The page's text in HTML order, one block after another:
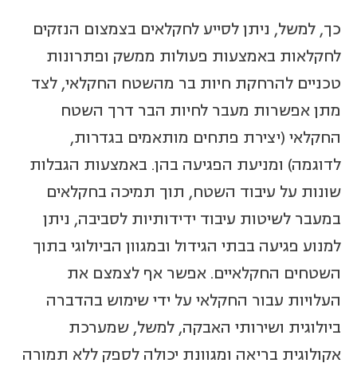
כך, למשל, ניתן לסייע לחקלאים בצמצום הנזקים
לחקלאות באמצעות פעולות ממשק ופתרונות
טכניים להרחקת חיות בר מהשטח החקלאי, לצד
מתן אפשרות מעבר לחיות הבר דרך השטח
החקלאי (יצירת פתחים מותאמים בגדרות,
לדוגמה) ומניעת הפגיעה בהן. באמצעות הגבלות
שונות על עיבוד השטח, תוך תמיכה בחקלאים
במעבר לשיטות עיבוד ידידותיות לסביבה, ניתן
למנוע פגיעה בבתי הגידול ובמגוון הביולוגי בתוך
השטחים החקלאיים. אפשר אף לצמצם את
העלויות עבור החקלאי על ידי שימוש בהדברה
ביולוגית ושירותי האבקה, למשל, שמערכת
אקולוגית בריאה ומגוונת יכולה לספק ללא תמורה